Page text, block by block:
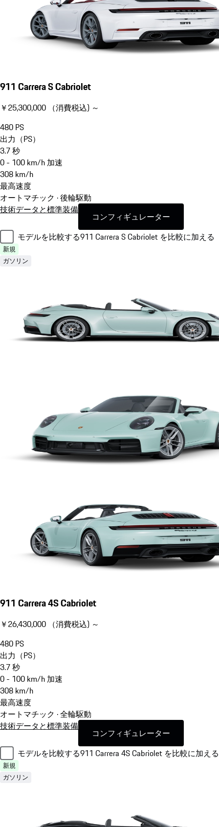
911 Carrera S Cabriolet
￥25,300,000 （消費税込) ～
480 PS
出力（PS）
3.7秒
0 - 100 km/h 加速
308 km/h
最高速度
オートマチック · 後輪駆動
技術データと標準装備
コンフィギュレーター
モデルを比較する911 Carrera S Cabriolet を比較に加える
新規
ガソリン
911 Carrera 4S Cabriolet
￥26,430,000 （消費税込) ～
480 PS
出力（PS）
3.7秒
0 - 100 km/h 加速
308 km/h
最高速度
オートマチック · 全輪駆動
技術データと標準装備
コンフィギュレーター
モデルを比較する911 Carrera 4S Cabriolet を比較に加える
新規
ガソリン